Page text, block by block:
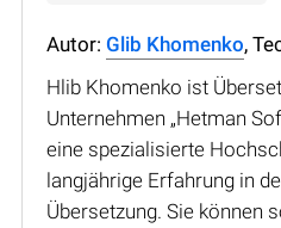
Autor: Glib Khomenko,
Hlib Khomenko ist
Unternehmen „Hetman
eine spezialisierte
langjährige Erfahrung in
Übersetzung. Sie können